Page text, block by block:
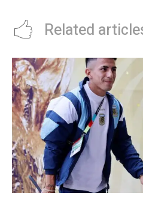
Related